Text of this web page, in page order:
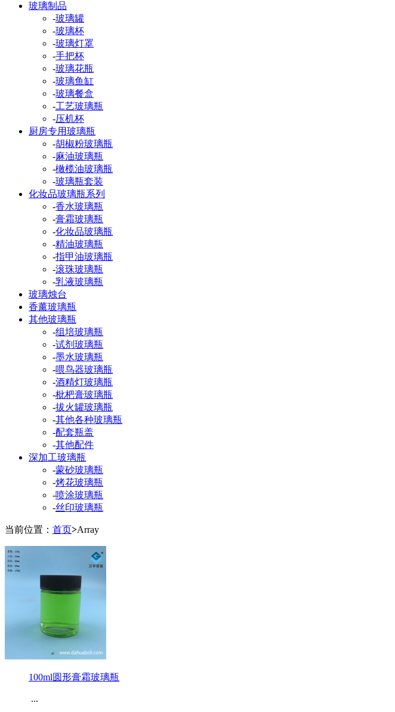
玻璃制品
-玻璃罐
-玻璃杯
-玻璃灯罩
-手把杯
-玻璃花瓶
-玻璃鱼缸
-玻璃餐盒
-工艺玻璃瓶
-压机杯
厨房专用玻璃瓶
-胡椒粉玻璃瓶
-麻油玻璃瓶
-橄榄油玻璃瓶
-玻璃瓶套装
化妆品玻璃瓶系列
-香水玻璃瓶
-膏霜玻璃瓶
-化妆品玻璃瓶
-精油玻璃瓶
-指甲油玻璃瓶
-滚珠玻璃瓶
-乳液玻璃瓶
玻璃烛台
香薰玻璃瓶
其他玻璃瓶
-组培玻璃瓶
-试剂玻璃瓶
-墨水玻璃瓶
-喂鸟器玻璃瓶
-酒精灯玻璃瓶
-枇杷膏玻璃瓶
-拔火罐玻璃瓶
-其他各种玻璃瓶
-配套瓶盖
-其他配件
深加工玻璃瓶
-蒙砂玻璃瓶
-烤花玻璃瓶
-喷涂玻璃瓶
-丝印玻璃瓶
当前位置： 首页>Array
100ml圆形膏霜玻璃瓶
...